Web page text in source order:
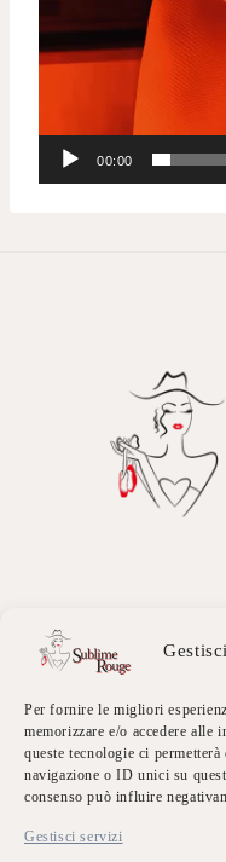
Per fornire le migliori
memorizzare e/o accedere
queste tecnologie ci
navigazione o ID unici su
consenso può influire
Gestisci servizi
00:00
4,9
Excellent
Very good
Average
Poor
Terrible